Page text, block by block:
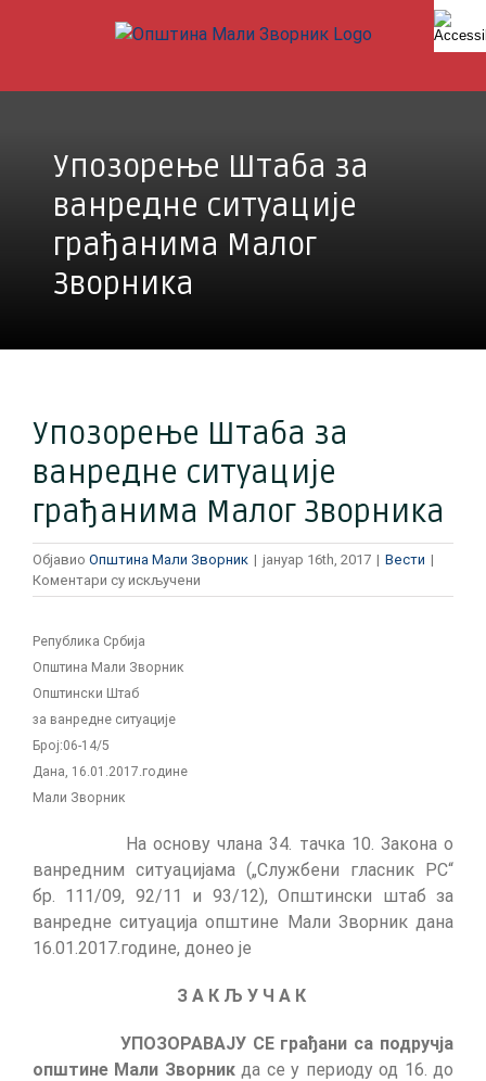
Упозорење Штаба за
ванредне ситуације
грађанима Малог
Зворника
Упозорење Штаба за
ванредне ситуације
грађанима Малог Зворника
Објавио Општина Мали Зворник | јануар 16th, 2017 | Вести |
Коментари су искључени
Упозорење
Република Србија
Општина Мали Зворник
Општински Штаб
за ванредне ситуације
Број:06-14/5
Дана, 16.01.2017.године
Мали Зворник
На основу члана 34. тачка 10. Закона о
ванредним ситуацијама („Службени гласник РС“
бр. 111/09, 92/11 и 93/12), Општински штаб за
ванредне ситуација општине Мали Зворник дана
16.01.2017.године, донео је
З А К Љ У Ч А К
УПОЗОРАВАЈУ СЕ грађани са подручја
општине Мали Зворник да се у периоду од 16. до